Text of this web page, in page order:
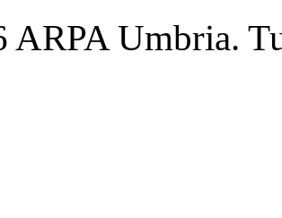
ARPA Umbria.